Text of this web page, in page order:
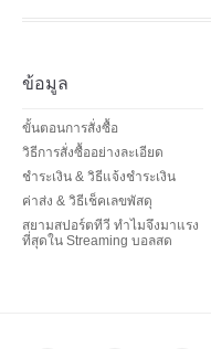
ข้อมูล
ขั้นตอนการสั่งซื้อ
วิธีการสั่งซื้ออย่างละเอียด
ชำระเงิน & วิธีแจ้งชำระเงิน
ค่าส่ง & วิธีเช็คเลขพัสดุ
สยามสปอร์ตทีวี ทำไมจึงมาแรง
ที่สุดใน Streaming บอลสด